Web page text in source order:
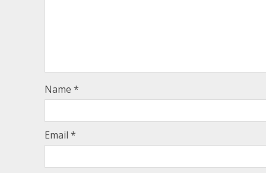
Name *
Email *